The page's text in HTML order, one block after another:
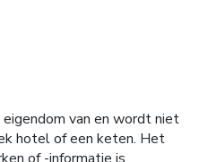
van en wordt niet
hotel of een keten. Het